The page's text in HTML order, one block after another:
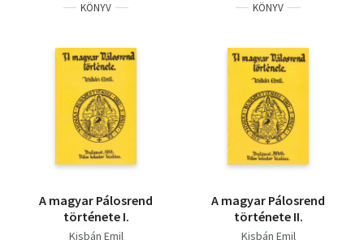
KÖNYV
A magyar Pálosrend
története I.
Kisbán Emil
KÖNYV
A magyar Pálosrend
története II.
Kisbán Emil